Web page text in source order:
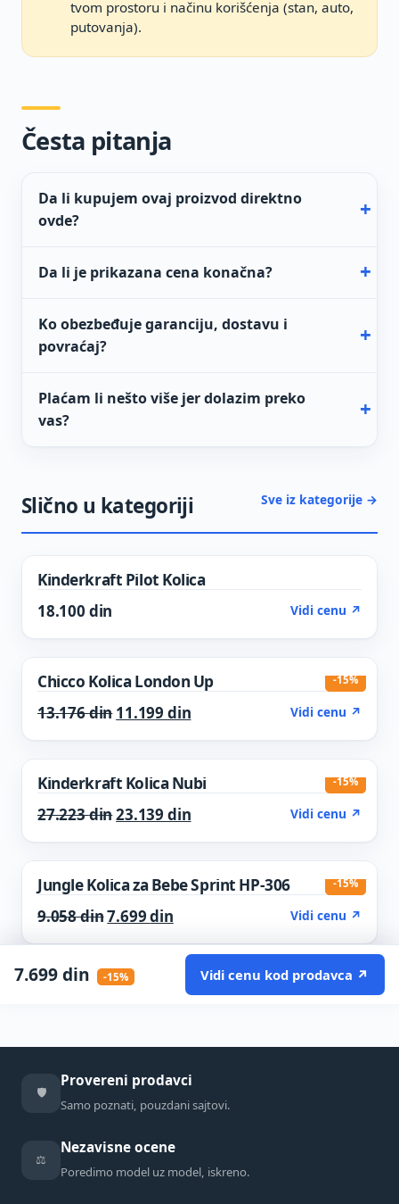
tvom prostoru i načinu korišćenja (stan, auto,
putovanja).
Česta pitanja
Da li kupujem ovaj proizvod direktno
ovde?
Da li je prikazana cena konačna?
Ko obezbeđuje garanciju, dostavu i
povraćaj?
Plaćam li nešto više jer dolazim preko
vas?
Slično u kategoriji Sve iz kategorije →
Kinderkraft Pilot Kolica
18.100 din Vidi cenu ↗
-15%
Chicco Kolica London Up
13.176din Original price was: 13.176 din.
11.199 dinCurrent price is: 11.199 din.
Vidi cenu ↗
-15%
Kinderkraft Kolica Nubi
27.223dinOriginal price was: 27.223 din.
23.139 dinCurrent price is: 23.139 din.
Vidi cenu ↗
-15%
Jungle Kolica za Bebe Sprint HP-306
9.058dinOriginal price was: 9.058 din.
7.699dinCurrent price is: 7.699 din.
Vidi cenu ↗
7.699din -15% Vidi cenu kod prodavca ↗
🛡️
Provereni prodavci
Samo poznati, pouzdani sajtovi.
⚖️
Nezavisne ocene
Poredimo model uz model, iskreno.